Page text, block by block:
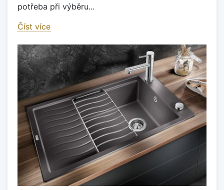
potřeba při výběru...
Číst více